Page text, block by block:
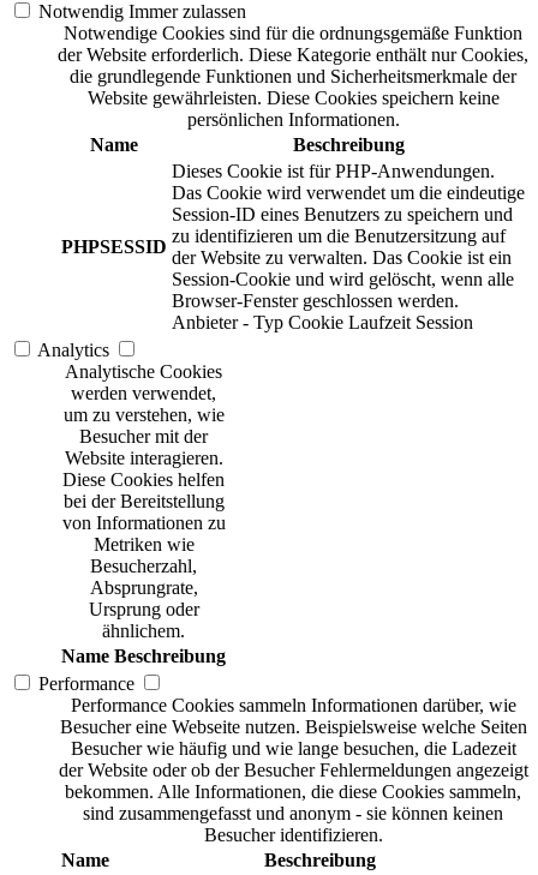
Notwendig Immer zulassen
Notwendige Cookies sind für die ordnungsgemäße Funktion
der Website erforderlich. Diese Kategorie enthält nur Cookies,
die grundlegende Funktionen und Sicherheitsmerkmale der
Website gewährleisten. Diese Cookies speichern keine
persönlichen Informationen.
Name
Beschreibung
PHPSESSID
Dieses Cookie ist für PHP-Anwendungen.
Das Cookie wird verwendet um die eindeutige
Session-ID eines Benutzers zu speichern und
zu identifizieren um die Benutzersitzung auf
der Website zu verwalten. Das Cookie ist ein
Session-Cookie und wird gelöscht, wenn alle
Browser-Fenster geschlossen werden.
Anbieter - Typ Cookie Laufzeit Session
Analytics
Analytische Cookies
werden verwendet,
um zu verstehen, wie
Besucher mit der
Website interagieren.
Diese Cookies helfen
bei der Bereitstellung
von Informationen zu
Metriken wie
Besucherzahl,
Absprungrate,
Ursprung oder
ähnlichem.
Name Beschreibung
Performance
Performance Cookies sammeln Informationen darüber, wie
Besucher eine Webseite nutzen. Beispielsweise welche Seiten
Besucher wie häufig und wie lange besuchen, die Ladezeit
der Website oder ob der Besucher Fehlermeldungen angezeigt
bekommen. Alle Informationen, die diese Cookies sammeln,
sind zusammengefasst und anonym - sie können keinen
Besucher identifizieren.
Name
Beschreibung